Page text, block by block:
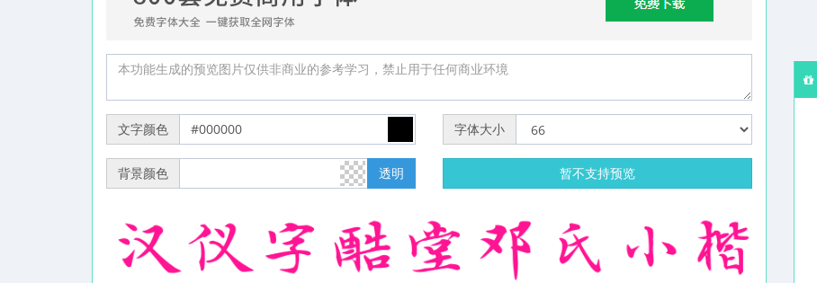
文字颜色 字体大小
背景颜色 透明 暂不支持预览